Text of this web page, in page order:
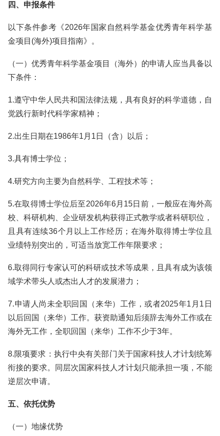
四、申报条件
以下条件参考《2026年国家自然科学基金优秀青年科学基
金项目(海外)项目指南》。
（一）优秀青年科学基金项目（海外）的申请人应当具备以
下条件：
1.遵守中华人民共和国法律法规，具有良好的科学道德，自
觉践行新时代科学家精神；
2.出生日期在1986年1月1日（含）以后；
3.具有博士学位；
4.研究方向主要为自然科学、工程技术等；
5.在取得博士学位后至2026年6月15日前，一般应在海外高
校、科研机构、企业研发机构获得正式教学或者科研职位，
且具有连续36个月以上工作经历；在海外取得博士学位且
业绩特别突出的，可适当放宽工作年限要求；
6.取得同行专家认可的科研或技术等成果，且具有成为该领
域学术带头人或杰出人才的发展潜力；
7.申请人尚未全职回国（来华）工作，或者2025年1月1日
以后回国（来华）工作。获资助通知后须辞去海外工作或在
海外无工作，全职回国（来华）工作不少于3年。
8.限项要求：执行中央有关部门关于国家科技人才计划统筹
衔接的要求。同层次国家科技人才计划只能承担一项，不能
逆层次申请。
五、依托优势
（一）地缘优势